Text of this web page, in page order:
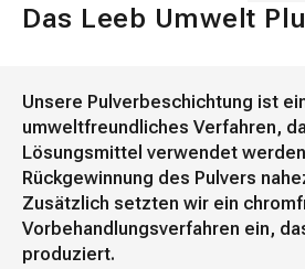
Das Leeb Umwelt
Unsere Pulverbeschichtung ist
umweltfreundliches Verfahren,
Lösungsmittel verwendet
Rückgewinnung des Pulvers
Zusätzlich setzten wir ein
Vorbehandlungsverfahren ein,
produziert.